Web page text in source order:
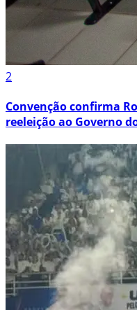
2
Convenção confirma
reeleição ao Governo